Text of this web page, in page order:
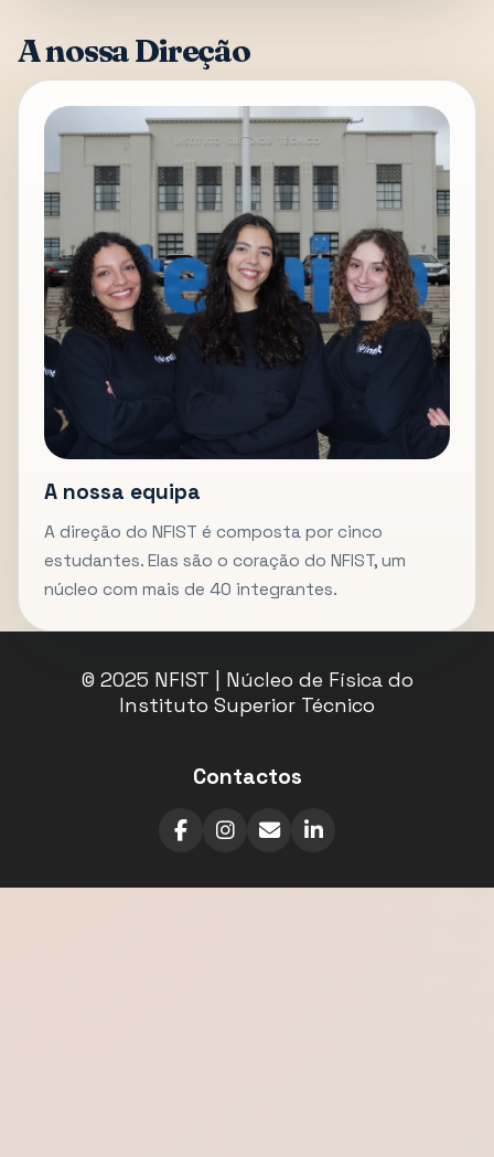
A nossa Direção
A nossa equipa
A direção do NFIST é composta por cinco
estudantes. Elas são o coração do NFIST, um
núcleo com mais de 40 integrantes.
© 2025 NFIST | Núcleo de Física do
Instituto Superior Técnico
Contactos